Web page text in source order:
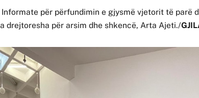
për përfundimin e gjysmë vjetorit të parë
drejtoresha për arsim dhe shkencë, Arta Ajeti./